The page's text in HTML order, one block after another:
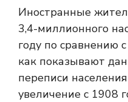
Иностранные
3,4-миллионного
году по сравнению
как показывают
переписи
увеличение с 1908